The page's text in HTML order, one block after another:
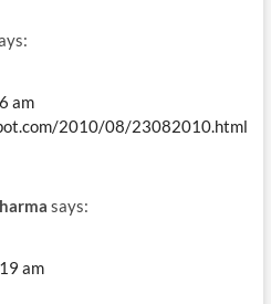
am
2010/08/23082010.html
says:
am